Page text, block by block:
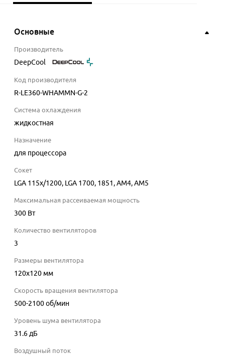
Основные
Производитель
DeepCool
Код производителя
R-LE360-WHAMMN-G-2
Система охлаждения
жидкостная
Назначение
для процессора
Сокет
LGA 115x/1200, LGA 1700, 1851, AM4, AM5
Максимальная рассеиваемая мощность
300 Вт
Количество вентиляторов
3
Размеры вентилятора
120x120 мм
Скорость вращения вентилятора
500-2100об/мин
Уровень шума вентилятора
31.6дБ
Воздушный поток